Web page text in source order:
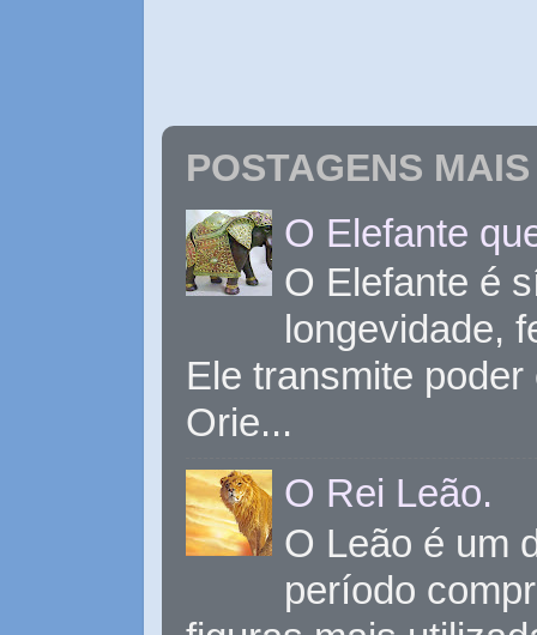
POSTAGENS
O Elefante
O Elefante é
longevidade,
Ele transmite
Orie...
O Rei Leão.
O Leão é um
período